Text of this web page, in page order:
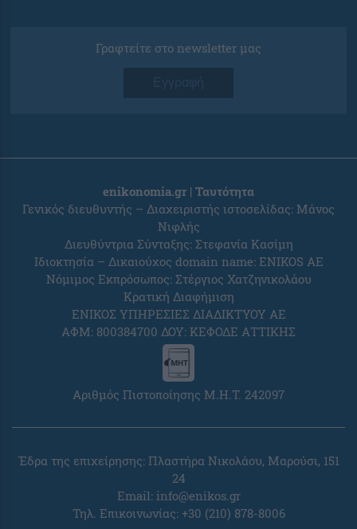
Γραφτείτε στο newsletter μας
Εγγραφή
enikonomia.gr | Ταυτότητα
Γενικός διευθυντής – Διαχειριστής ιστοσελίδας: Μάνος
Νιφλής
Διευθύντρια Σύνταξης: Στεφανία Κασίμη
Ιδιοκτησία – Δικαιούχος domain name: ENIKOS AE
Νόμιμος Εκπρόσωπος: Στέργιος Χατζηνικολάου
Κρατική Διαφήμιση
ΕΝΙΚΟΣ ΥΠΗΡΕΣΙΕΣ ΔΙΑΔΙΚΤΥΟΥ ΑΕ
ΑΦΜ: 800384700 ΔΟΥ: ΚΕΦΟΔΕ ΑΤΤΙΚΗΣ
Αριθμός Πιστοποίησης Μ.Η.Τ. 242097
Έδρα της επιχείρησης: Πλαστήρα Νικολάου, Μαρούσι, 151
24
Email: info@enikos.gr
Τηλ. Επικοινωνίας: +30 (210) 878-8006